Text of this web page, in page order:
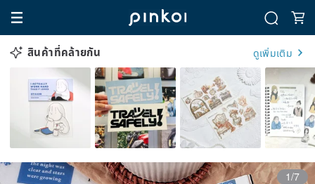
สินค้าที่คล้ายกัน ดูเพิ่มเติม
1/7